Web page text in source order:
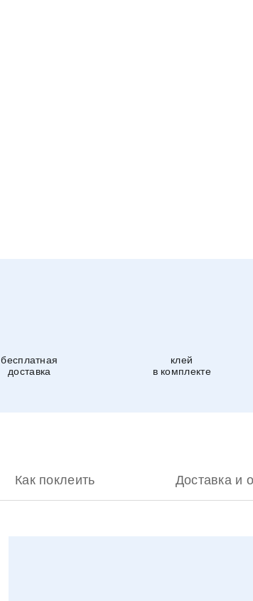
бесплатная
доставка
клей
в комплекте
Как поклеить Доставка и